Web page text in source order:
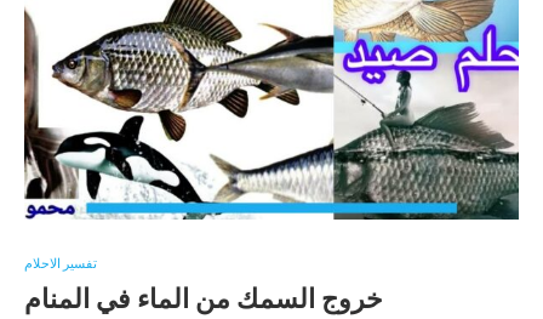
تفسير الاحلام
خروج السمك من الماء في المنام